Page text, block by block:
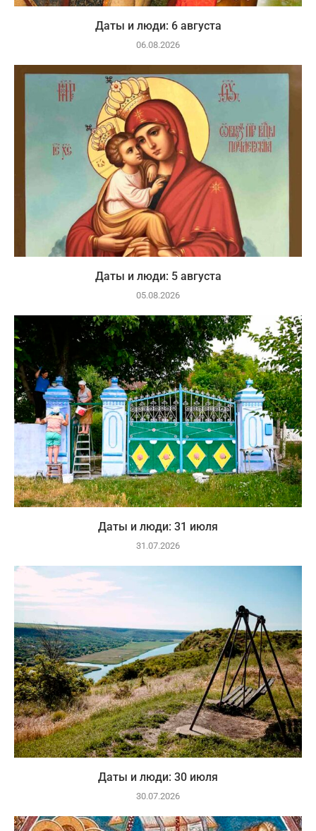
Даты и люди: 6 августа
06.08.2026
Даты и люди: 5 августа
05.08.2026
Даты и люди: 31 июля
31.07.2026
Даты и люди: 30 июля
30.07.2026